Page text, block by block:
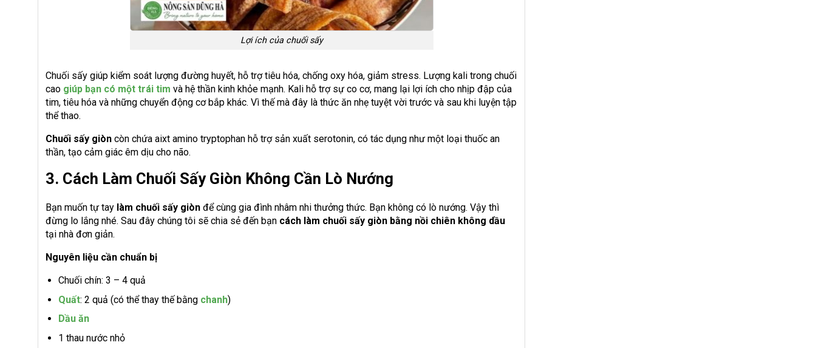
Lợi ích của chuối sấy
Chuối sấy giúp kiểm soát lượng đường huyết, hỗ trợ tiêu hóa, chống oxy hóa, giảm stress. Lượng kali trong chuối
cao giúp bạn có một trái tim và hệ thần kinh khỏe mạnh. Kali hỗ trợ sự co cơ, mang lại lợi ích cho nhịp đập của
tim, tiêu hóa và những chuyển động cơ bắp khác. Vì thế mà đây là thức ăn nhẹ tuyệt vời trước và sau khi luyện tập
thể thao.
Chuối sấy giòn còn chứa aixt amino tryptophan hỗ trợ sản xuất serotonin, có tác dụng như một loại thuốc an
thần, tạo cảm giác êm dịu cho não.
3. Cách Làm Chuối Sấy Giòn Không Cần Lò Nướng
Bạn muốn tự tay làm chuối sấy giòn để cùng gia đình nhâm nhi thưởng thức. Bạn không có lò nướng. Vậy thì
đừng lo lắng nhé. Sau đây chúng tôi sẽ chia sẻ đến bạn cách làm chuối sấy giòn bằng nồi chiên không dầu
tại nhà đơn giản.
Nguyên liệu cần chuẩn bị
Chuối chín: 3 – 4 quả
Quất: 2 quả (có thể thay thế bằng chanh)
Dầu ăn
1 thau nước nhỏ